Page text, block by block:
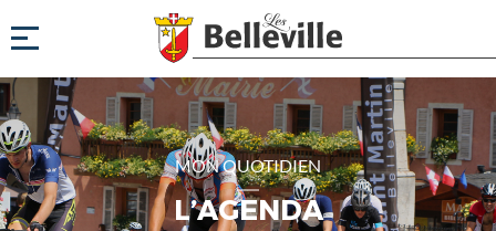
MON QUOTIDIEN
L’AGENDA